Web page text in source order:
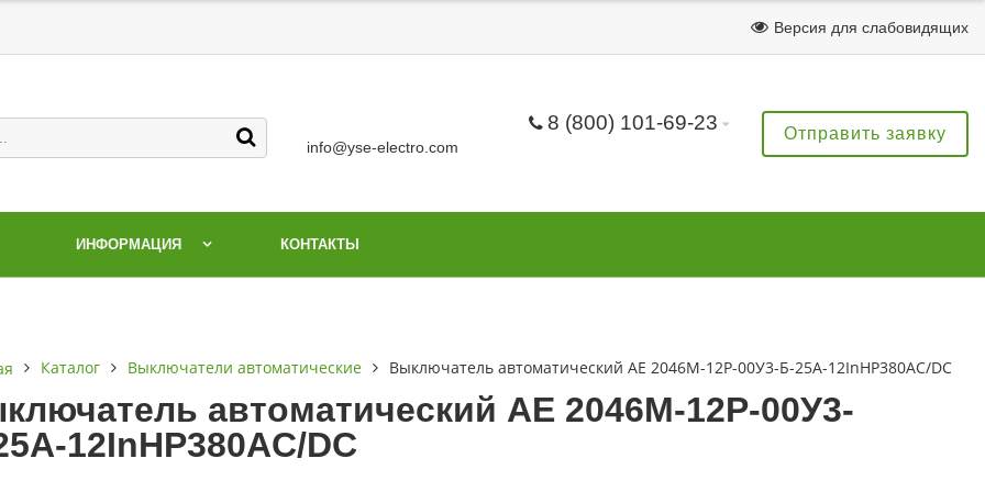
Версия для слабовидящих
8 (800) 101-69-23
info@yse-electro.com
Отправить заявку
ИНФОРМАЦИЯ КОНТАКТЫ
Каталог Выключатели автоматические Выключатель автоматический АЕ 2046М-12Р-00У3-Б-25А-12InНР380AC/DC
автоматический АЕ 2046М-12Р-00У3-
12InНР380AC/DC